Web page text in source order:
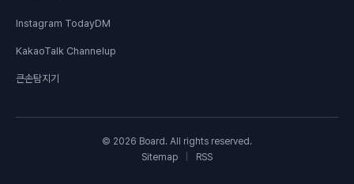
Instagram TodayDM
KakaoTalk Channelup
큰손탐지기
© 2026 Board. All rights reserved.
Sitemap
RSS